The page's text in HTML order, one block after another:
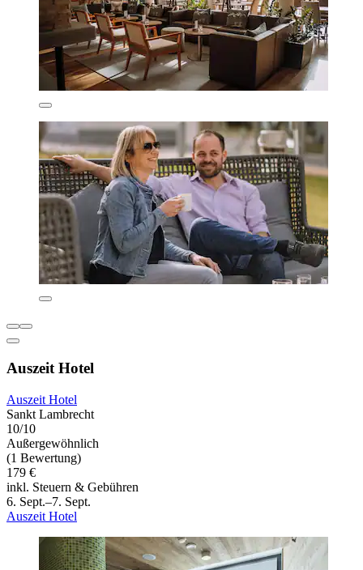
Auszeit Hotel
Auszeit Hotel
Sankt Lambrecht
10/10
Außergewöhnlich
(1 Bewertung)
179 €
inkl. Steuern & Gebühren
6. Sept.–7. Sept.
Auszeit Hotel